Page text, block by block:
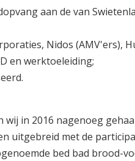
aan de van
Nidos (AMV'ers),
en werktoeleiding;
in 2016 nagenoeg
uitgebreid met de
bed bad brood-